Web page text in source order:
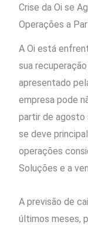
Crise da Oi se
Operações a
A Oi está
sua
apresentado
empresa pode
partir de agosto
se deve
operações
Soluções e a
A previsão de
últimos meses,